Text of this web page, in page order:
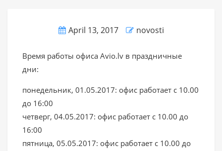
April 13, 2017 novosti
Время работы офиса Avio.lv в праздничные
дни:
понедельник, 01.05.2017: офис работает с 10.00
до 16:00
четверг, 04.05.2017: офис работает с 10.00 до
16:00
пятница, 05.05.2017: офис работает с 10.00 до